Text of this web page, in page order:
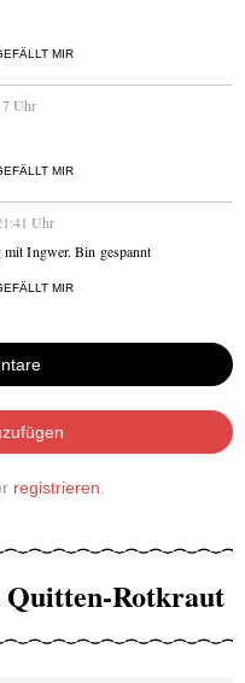
MIR
Uhr
MIR
Uhr
mit Ingwer. Bin gespannt
MIR
registrieren
Quitten-Rotkraut